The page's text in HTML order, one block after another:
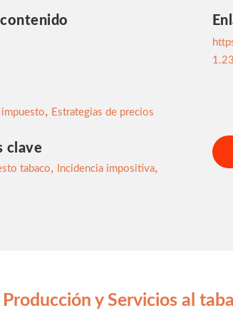
, Estrategias de precios
clave
tabaco, Incidencia impositiva,
y Servicios al